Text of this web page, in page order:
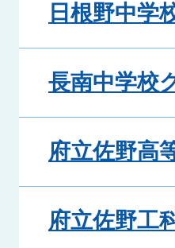
日根野中学
長南中学校
府立佐野高
府立佐野工